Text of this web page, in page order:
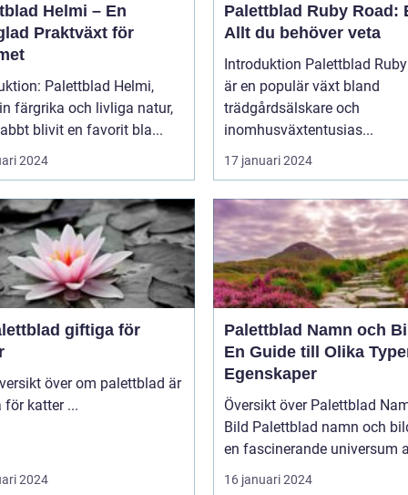
Helmi – En
Praktväxt för
Palettblad Helmi,
färgrika och livliga natur,
blivit en favorit bla...
2024
Palettblad Ruby Road:
Allt du behöver veta
Introduktion Palettblad Ruby Road
är en populär växt bland
trädgårdsälskare och
inomhusväxtentusias...
17 januari 2024
giftiga för
giftiga för katter ...
2024
Palettblad Namn och
En Guide till Olika
Egenskaper
Översikt över Palettblad
Bild Palettblad namn och bild är
en fascinerande universum
16 januari 2024